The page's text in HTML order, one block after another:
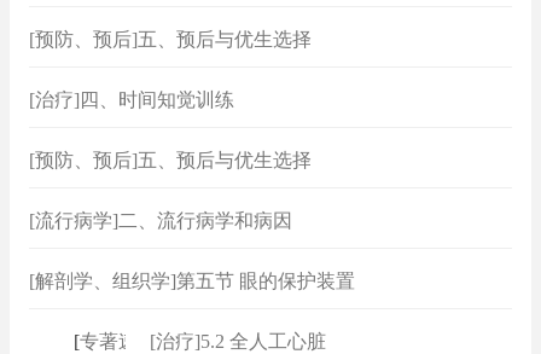
[预防、预后]五、预后与优生选择
[治疗]四、时间知觉训练
[预防、预后]五、预后与优生选择
[流行病学]二、流行病学和病因
[解剖学、组织学]第五节 眼的保护装置
专著速查 ]
[治疗]5.2 全人工心脏